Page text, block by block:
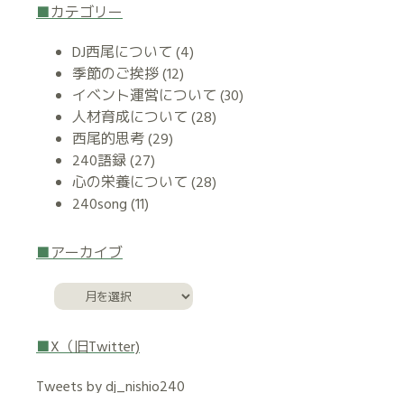
カテゴリー
DJ西尾について(4)
季節のご挨拶(12)
イベント運営について(30)
人材育成について(28)
西尾的思考(29)
240語録(27)
心の栄養について(28)
240song(11)
アーカイブ
X（旧Twitter)
Tweets by dj_nishio240